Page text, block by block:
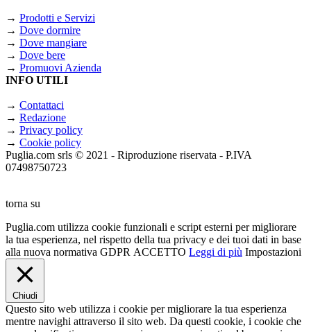
→ Prodotti e Servizi
→ Dove dormire
→ Dove mangiare
→ Dove bere
→ Promuovi Azienda
INFO UTILI
→ Contattaci
→ Redazione
→ Privacy policy
→ Cookie policy
Puglia.com srls © 2021 - Riproduzione riservata - P.IVA
07498750723
torna su
Puglia.com utilizza cookie funzionali e script esterni per migliorare
la tua esperienza, nel rispetto della tua privacy e dei tuoi dati in base
alla nuova normativa GDPR ACCETTO Leggi di più Impostazioni
Chiudi
Questo sito web utilizza i cookie per migliorare la tua esperienza
mentre navighi attraverso il sito web. Da questi cookie, i cookie che